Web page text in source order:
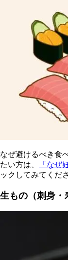
なぜ避けるべき食
たい方は、
「なぜ
ックしてみてくだ
生もの（刺身・